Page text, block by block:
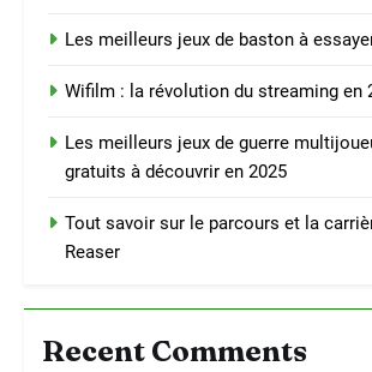
Les meilleurs jeux de baston à
Wifilm : la révolution du streaming en
Les meilleurs jeux de guerre
gratuits à découvrir en 2025
Tout savoir sur le parcours et la
Reaser
Recent Comments